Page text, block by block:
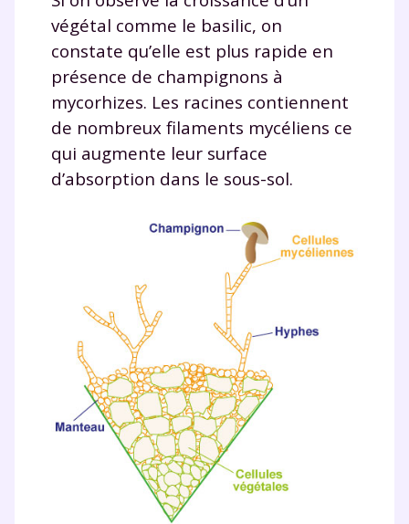
végétal comme le basilic, on
constate qu’elle est plus rapide en
présence de champignons à
mycorhizes. Les racines contiennent
de nombreux filaments mycéliens ce
qui augmente leur surface
d’absorption dans le sous-sol.